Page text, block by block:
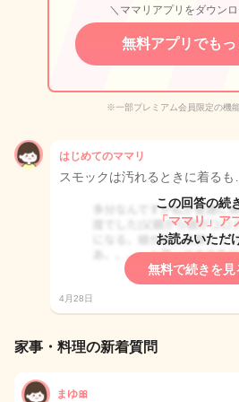
＼ママリアプリをダウン
無料アプリでもっ
※一部プレミアム会員限定の機
はじめてのママリ
スモックは汚れるときに着るも…
この回答の続
「ママリ」ア
お読みいただ
無料で続きを見
4月28日
家事・料理の新着質問
まゆ🎀